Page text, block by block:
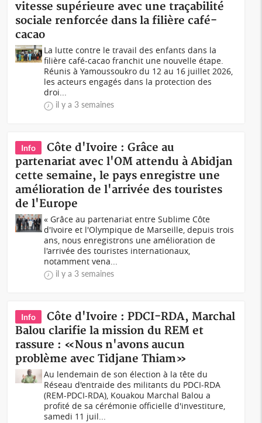
vitesse supérieure avec une traçabilité
sociale renforcée dans la filière café-
cacao
La lutte contre le travail des enfants dans la
filière café-cacao franchit une nouvelle étape.
Réunis à Yamoussoukro du 12 au 16 juillet 2026,
les acteurs engagés dans la protection des
droi...
il y a 3 semaines
Info
Côte d'Ivoire : Grâce au
partenariat avec l'OM attendu à Abidjan
cette semaine, le pays enregistre une
amélioration de l'arrivée des touristes
de l'Europe
« Grâce au partenariat entre Sublime Côte
d'Ivoire et l'Olympique de Marseille, depuis trois
ans, nous enregistrons une amélioration de
l'arrivée des touristes internationaux,
notamment vena...
il y a 3 semaines
Info
Côte d'Ivoire : PDCI-RDA, Marchal
Balou clarifie la mission du REM et
rassure : «Nous n'avons aucun
problème avec Tidjane Thiam»
Au lendemain de son élection à la tête du
Réseau d'entraide des militants du PDCI-RDA
(REM-PDCI-RDA), Kouakou Marchal Balou a
profité de sa cérémonie officielle d'investiture,
samedi 11 juil...